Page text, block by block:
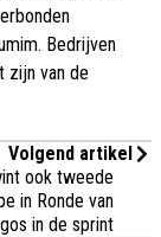
Bedrijven
zijn van de
Volgend artikel
ook tweede
in Ronde van
in de sprint